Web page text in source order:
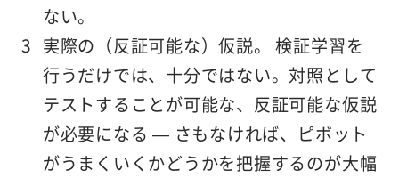
ない。
実際の（反証可能な）仮説。
検証学習を
行うだけでは、十分ではない。対照として
テストすることが可能な、反証可能な仮説
が必要になる — さもなければ、ピボット
がうまくいくかどうかを把握するのが大幅